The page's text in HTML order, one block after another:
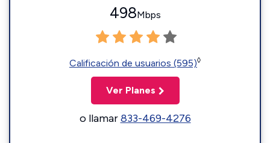
498Mbps
Calificación de usuarios (595)◊
Ver Planes
o llamar833-469-4276